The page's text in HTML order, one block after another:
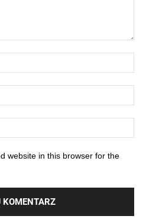
website in this browser for the